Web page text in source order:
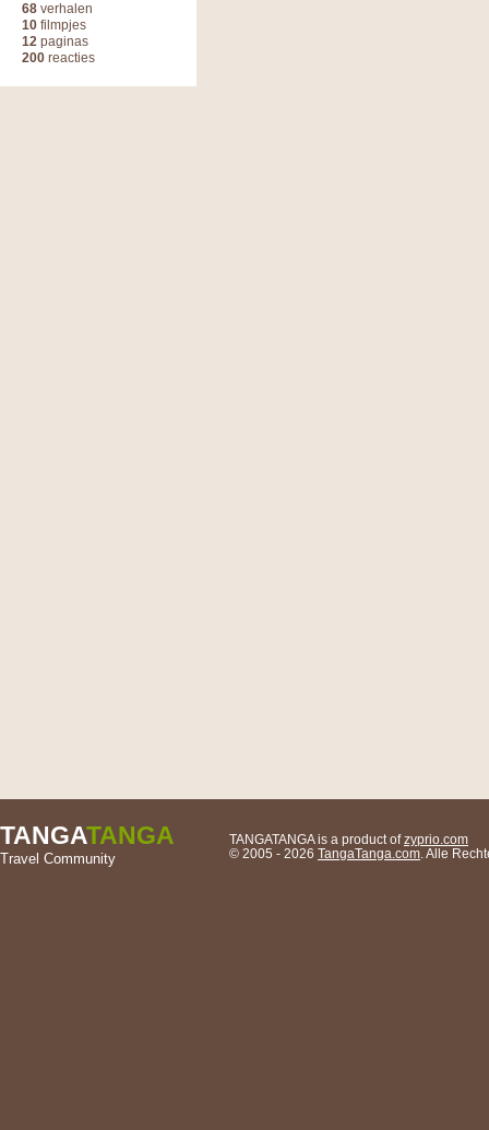
68 verhalen
10 filmpjes
12 paginas
200 reacties
TANGATANGA
Travel Community
TANGATANGA is a product ofzyprio.com
© 2005 - 2026 TangaTanga.com . Alle